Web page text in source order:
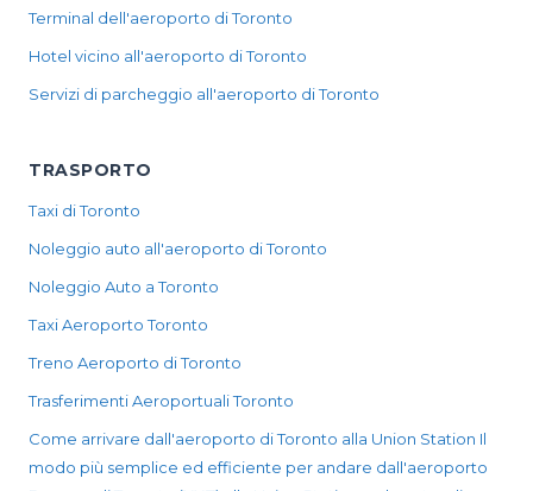
Terminal dell'aeroporto di Toronto
Hotel vicino all'aeroporto di Toronto
Servizi di parcheggio all'aeroporto di Toronto
TRASPORTO
Taxi di Toronto
Noleggio auto all'aeroporto di Toronto
Noleggio Auto a Toronto
Taxi Aeroporto Toronto
Treno Aeroporto di Toronto
Trasferimenti Aeroportuali Toronto
Come arrivare dall'aeroporto di Toronto alla Union Station Il
modo più semplice ed efficiente per andare dall'aeroporto